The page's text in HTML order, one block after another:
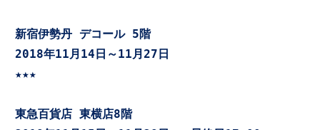
新宿伊勢丹 デコール 5階
2018年11月14日～11月27日
★★★
東急百貨店 東横店8階